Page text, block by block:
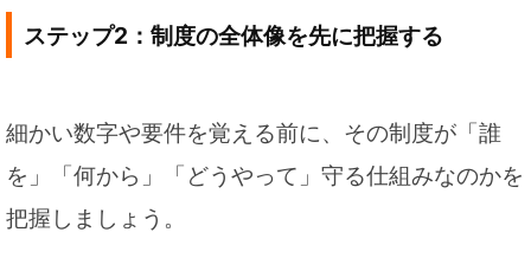
ステップ2：制度の全体像を先に把握する
細かい数字や要件を覚える前に、その制度が「誰
を」「何から」「どうやって」守る仕組みなのかを
把握しましょう。